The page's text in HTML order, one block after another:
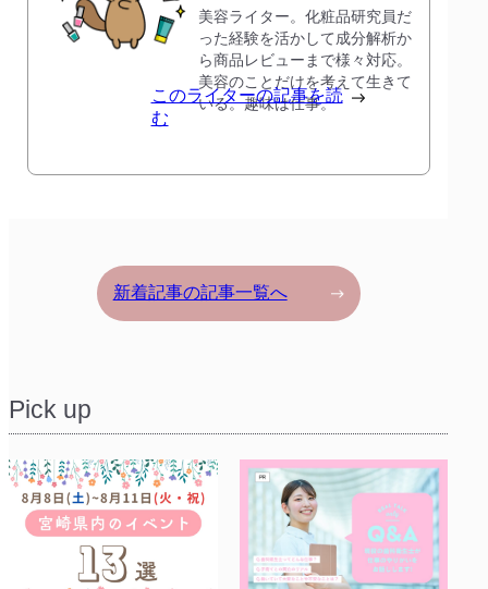
美容ライター。化粧品研究員だ
った経験を活かして成分解析か
ら商品レビューまで様々対応。
美容のことだけを考えて生きて
いる。趣味は仕事。
このライターの記事を読
む
新着記事の記事一覧へ
Pick up